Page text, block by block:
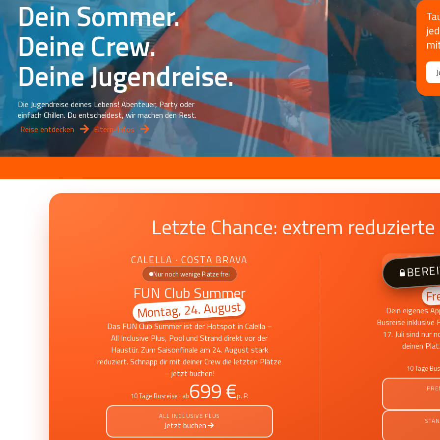
Dein Sommer.
Deine Crew.
Deine Jugendreise.
Die Jugendreise deines Lebens! Abenteuer, Party oder
einfach Chillen. Du entscheidest, wir machen den Rest.
Reise entdecken
Eltern-Infos
Letzte Chance: extrem
CALELLA · COSTA BRAVA
Nur noch wenige Plätze frei
FUN Club Summer
Montag, 24. August
Das FUN Club Summer ist der Hotspot in Calella –
All Inclusive Plus, Pool und Strand direkt vor der
Haustür. Zum Saisonfinale am 24. August stark
reduziert. Schnapp dir mit deiner Crew die letzten Plätze
– jetzt buchen!
10 Tage Busreise · ab699 €p. P.
ALL INCLUSIVE PLUS
Jetzt buchen
Dein eigenes
Busreise inklusive
17. Juli sind nur
deinen
10 Tage